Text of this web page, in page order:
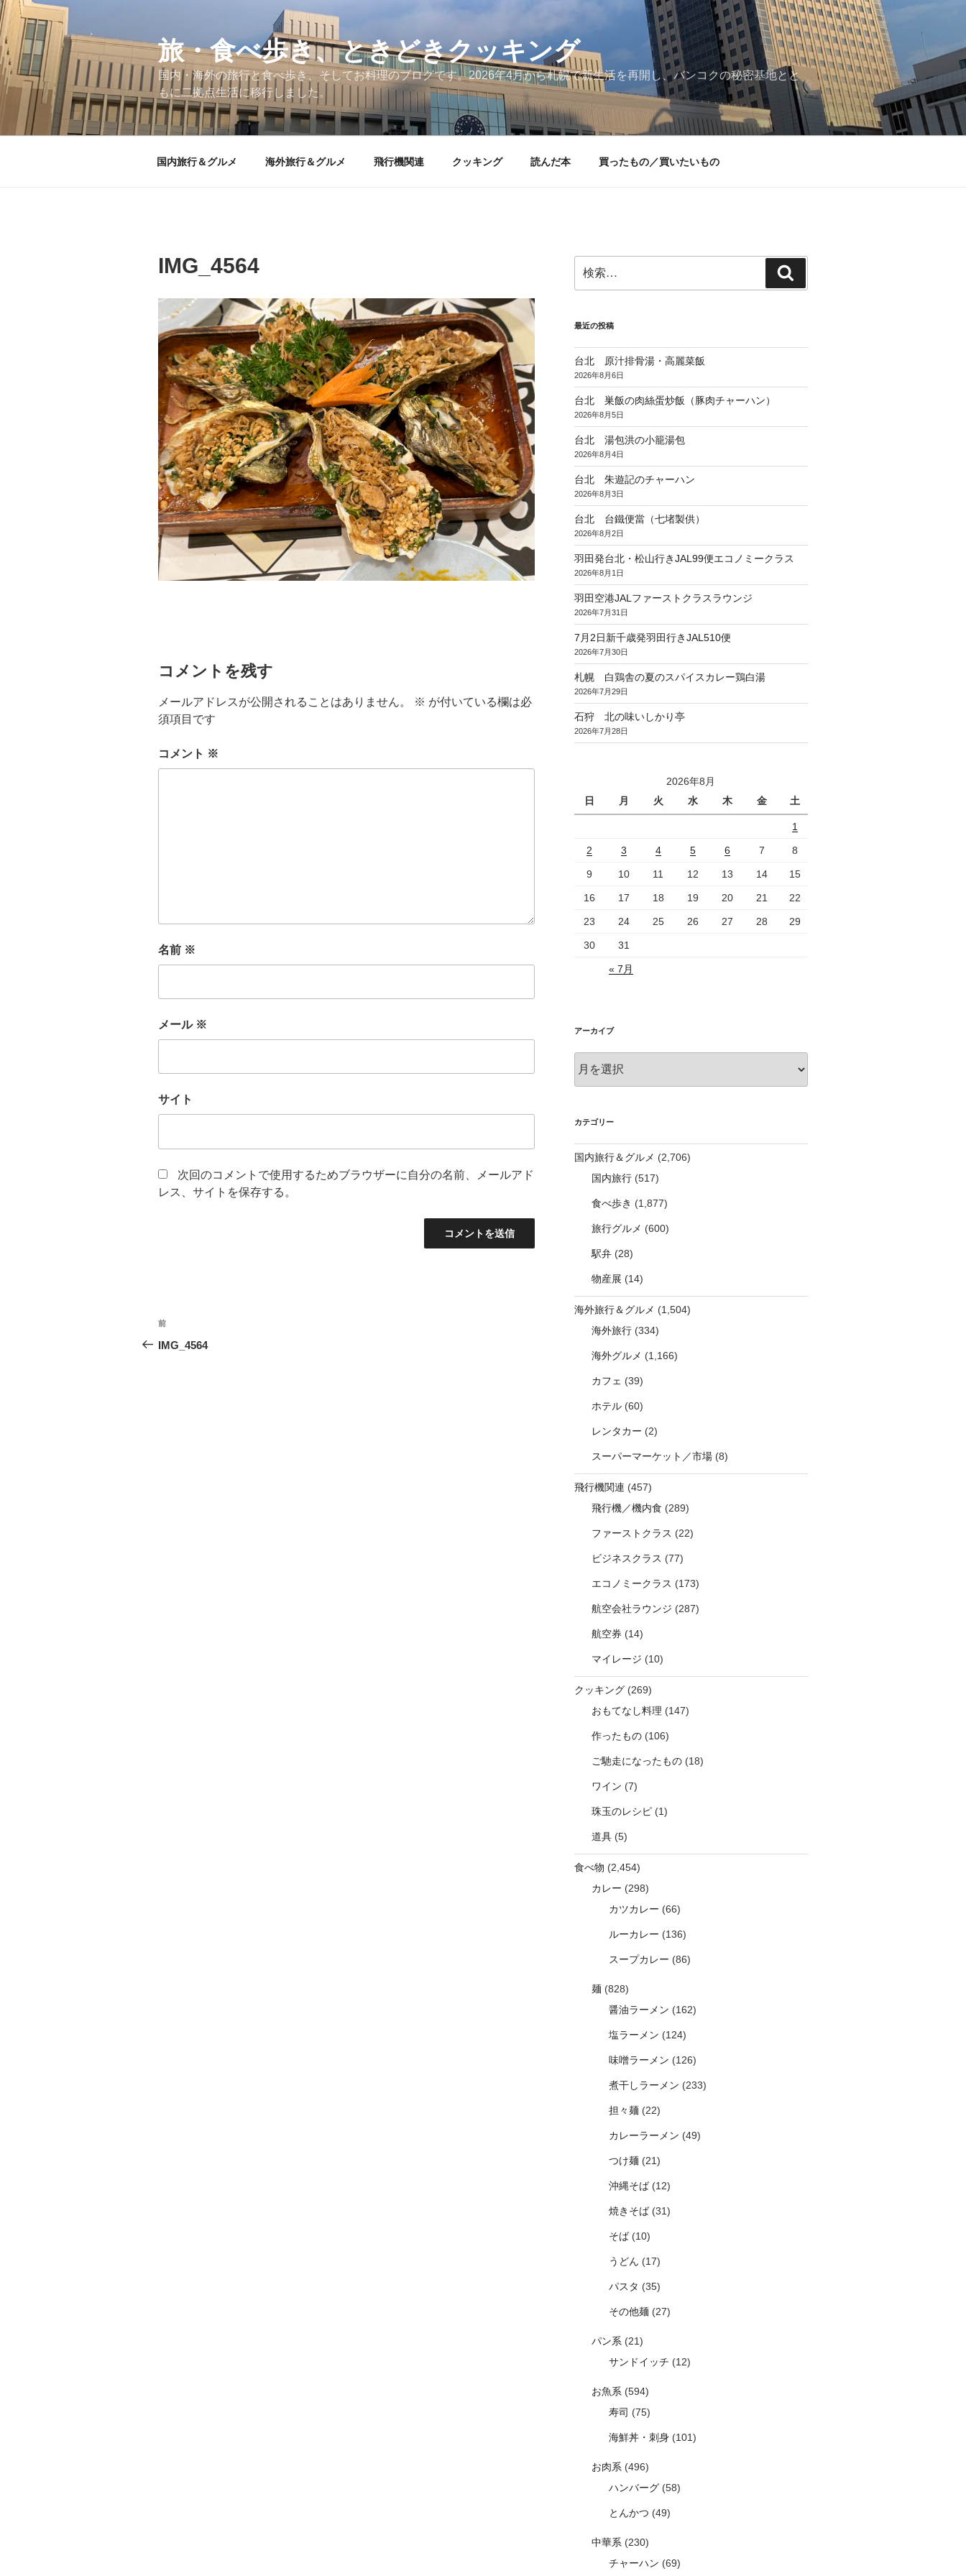
コ
ン
テ
ン
ツ
へ
旅・食べ歩き、ときどきクッキング
国内・海外の旅行と食べ歩き、そしてお料理のブログです。2026年4月から札幌で新生活を再開し、バンコクの秘密基地とと
もに二拠点生活に移行しました。
国内旅行＆グルメ 海外旅行＆グルメ 飛行機関連 クッキング 読んだ本 買ったもの／買いたいもの
IMG_4564
コメントを残す
メールアドレスが公開されることはありません。 ※ が付いている欄は必
須項目です
コメント ※
名前 ※
メール ※
サイト
次回のコメントで使用するためブラウザーに自分の名前、メールアド
レス、サイトを保存する。
投
稿
前
の
前
IMG_4564
索:
索
最近の投稿
台北 原汁排骨湯・高麗菜飯
2026年8月6日
台北 巣飯の肉絲蛋炒飯（豚肉チャーハン）
2026年8月5日
台北 湯包洪の小籠湯包
2026年8月4日
台北 朱遊記のチャーハン
2026年8月3日
台北 台鐵便當（七堵製供）
2026年8月2日
羽田発台北・松山行きJAL99便エコノミークラス
2026年8月1日
羽田空港JALファーストクラスラウンジ
2026年7月31日
7月2日新千歳発羽田行きJAL510便
2026年7月30日
札幌 白鶏舎の夏のスパイスカレー鶏白湯
2026年7月29日
石狩 北の味いしかり亭
2026年7月28日
2026年8月
日
月 火 水 木 金 土
1
2 3 4 5 6 7 8
9 10 11 12 13 14 15
16 17 18 19 20 21 22
23 24 25 26 27 28 29
30 31
« 7月
アーカイブ
ー
ブ
カテゴリー
国内旅行＆グルメ (2,706)
国内旅行(517)
食べ歩き (1,877)
旅行グルメ (600)
駅弁(28)
物産展 (14)
海外旅行＆グルメ (1,504)
海外旅行(334)
海外グルメ (1,166)
カフェ (39)
ホテル(60)
レンタカー (2)
スーパーマーケット／市場(8)
飛行機関連 (457)
飛行機／機内食 (289)
ファーストクラス (22)
ビジネスクラス (77)
エコノミークラス (173)
航空会社ラウンジ (287)
航空券 (14)
マイレージ (10)
クッキング(269)
おもてなし料理 (147)
作ったもの(106)
ご馳走になったもの(18)
ワイン (7)
珠玉のレシピ(1)
道具(5)
食べ物 (2,454)
カレー (298)
カツカレー (66)
ルーカレー (136)
スープカレー (86)
麺(828)
醤油ラーメン (162)
塩ラーメン (124)
味噌ラーメン (126)
煮干しラーメン (233)
担々麺(22)
カレーラーメン (49)
つけ麺(21)
沖縄そば(12)
焼きそば(31)
そば(10)
うどん (17)
パスタ (35)
その他麺(27)
パン系(21)
サンドイッチ (12)
お魚系(594)
寿司 (75)
海鮮丼・刺身(101)
お肉系(496)
ハンバーグ(58)
とんかつ (49)
中華系(230)
チャーハン (69)